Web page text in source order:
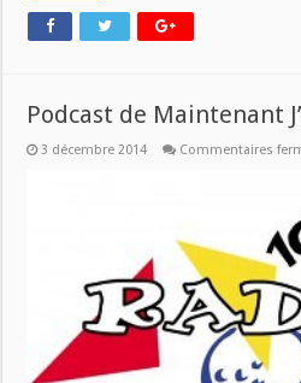
Podcast de Maintenant
3 décembre 2014 Commentaires